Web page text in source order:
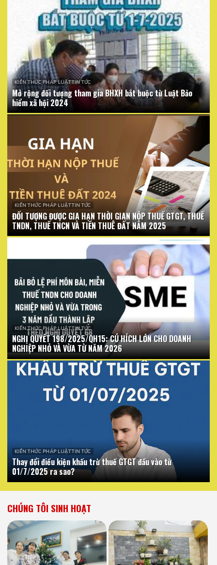
KIẾN THỨC PHÁP LUẬT TIN TỨC
Mở rộng đối tượng tham gia BHXH bắt buộc từ Luật Bảo
hiểm xã hội 2024
KIẾN THỨC PHÁP LUẬT TIN TỨC
ĐỐI TƯỢNG ĐƯỢC GIA HẠN THỜI GIAN NỘP THUẾ GTGT, THUẾ
TNDN, THUẾ TNCN VÀ TIỀN THUÊ ĐẤT NĂM 2025
KIẾN THỨC PHÁP LUẬT TIN TỨC
NGHỊ QUYẾT 198/2025/QH15: CÚ HÍCH LỚN CHO DOANH
NGHIỆP NHỎ VÀ VỪA TỪ NĂM 2026
KIẾN THỨC PHÁP LUẬT TIN TỨC
Thay đổi điều kiện khấu trừ thuế GTGT đầu vào từ
01/7/2025 ra sao?
CHÚNG TÔI SINH HOẠT